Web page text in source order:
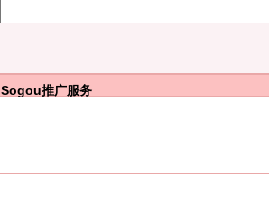
Sogou推广服务